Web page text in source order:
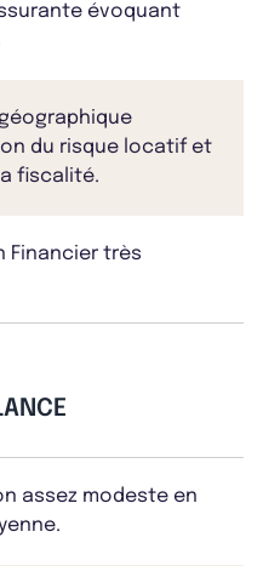
évoquant
du risque locatif et
fiscalité.
Financier très
assez modeste en